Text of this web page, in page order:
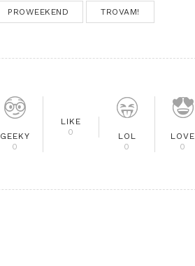
PROWEEKEND TROVAM!
GEEKY
0
LIKE
0
LOL
0
LOVE
0